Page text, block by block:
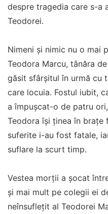
despre tragedia care s-a
Teodorei.
Nimeni și nimic nu o mai
Teodora Marcu, tânăra
găsit sfârșitul în urmă cu
care locuia. Fostul iubit,
a împușcat-o de patru
Teodora își ținea în brațe
suferite i-au fost fatale,
suflare la scurt timp.
Vestea morții a șocat
și mai mult pe colegii ei
neînsuflețit al Teodorei